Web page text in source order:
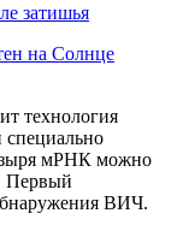
затишья
на Солнце
технология
мРНК можно
Первый
ВИЧ.